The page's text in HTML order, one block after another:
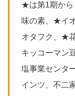
★は第1期から
味の素、★イ
オタフク、★
キッコーマン
塩事業センタ
インツ、不二